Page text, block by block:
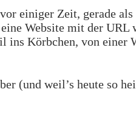
einiger Zeit, gerade als
Website mit der URL
ins Körbchen, von einer
(und weil’s heute so